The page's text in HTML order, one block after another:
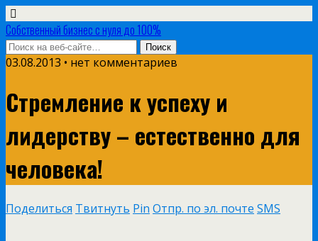
Собственный бизнес с нуля до 100%
03.08.2013 • нет комментариев
Стремление к успеху и
лидерству – естественно для
человека!
Поделиться Твитнуть Pin Отпр. по эл. почте SMS